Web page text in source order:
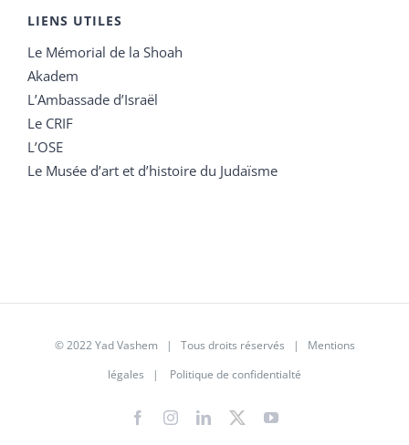
LIENS UTILES
Le Mémorial de la Shoah
Akadem
L’Ambassade d’Israël
Le CRIF
L’OSE
Le Musée d’art et d’histoire du Judaïsme
© 2022 Yad Vashem | Tous droits réservés | Mentions
légales | Politique de confidentialté
FacebookInstagramLinkedIn
X YouTube